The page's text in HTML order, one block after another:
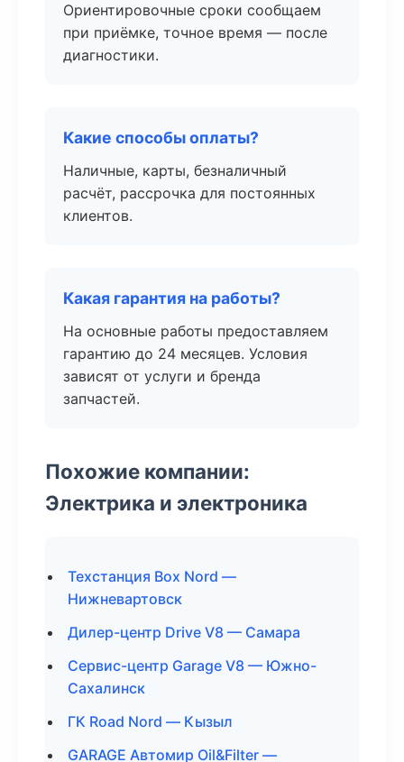
Ориентировочные сроки сообщаем
при приёмке, точное время — после
диагностики.
Какие способы оплаты?
Наличные, карты, безналичный
расчёт, рассрочка для постоянных
клиентов.
Какая гарантия на работы?
На основные работы предоставляем
гарантию до 24 месяцев. Условия
зависят от услуги и бренда
запчастей.
Похожие компании:
Электрика и электроника
Техстанция Box Nord —
Нижневартовск
Дилер-центр Drive V8 — Самара
Сервис-центр Garage V8 — Южно-
Сахалинск
ГК Road Nord — Кызыл
GARAGE Автомир Oil&Filter —